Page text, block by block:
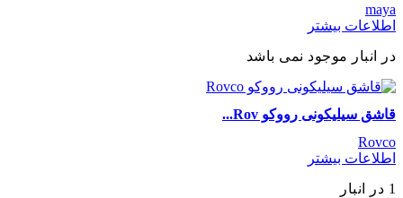
maya
اطلاعات بیشتر
در انبار موجود نمی باشد
قاشق سیلیکونی رووکو Rov...
Rovco
اطلاعات بیشتر
1 در انبار